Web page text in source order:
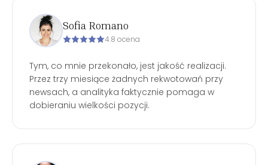
Sofia Romano
4.8 ocena
Tym, co mnie przekonało, jest jakość realizacji.
Przez trzy miesiące żadnych rekwotowań przy
newsach, a analityka faktycznie pomaga w
dobieraniu wielkości pozycji.